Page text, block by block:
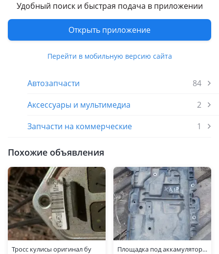
Удобный поиск и быстрая подача в приложении
Открыть приложение
Перейти в мобильную версию сайта
Другие объявления продавца
Запчасти
Автозапчасти
84
Аксессуары и мультимедиа
2
Запчасти на коммерческие
1
Похожие объявления
Тросс кулисы оригинал бу Площадка под аккамулятор в оригинале бу